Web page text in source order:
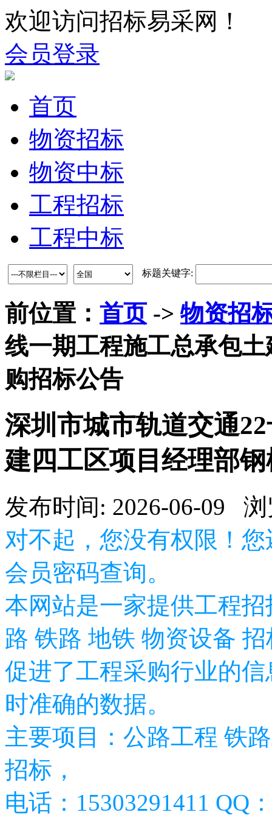
欢迎访问招标易采网！
会员登录
首页
物资招标
物资中标
工程招标
工程中标
标题关键字:
前位置： 首页 -> 物资招
线一期工程施工总承包
购招标公告
深圳市城市轨道交通
建四工区项目经理部
发布时间: 2026-06-09
对不起，您没有权限！
会员密码查询。
本网站是一家提供工程
路 铁路 地铁 物资设备
促进了工程采购行业的
时准确的数据。
主要项目：公路工程 铁
招标，
电话：15303291411 QQ